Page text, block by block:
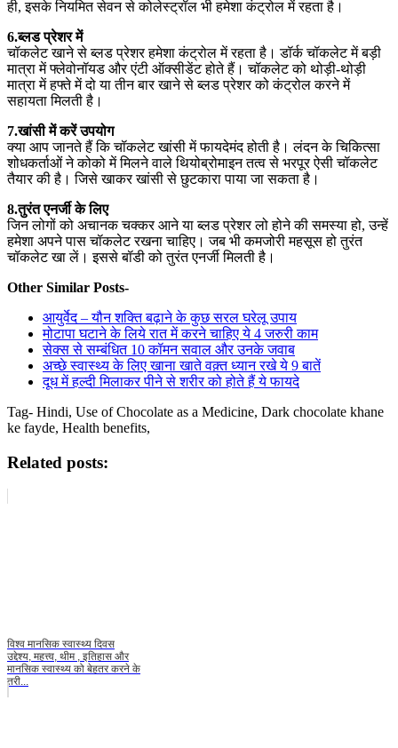
ही, इसके नियमित सेवन से कोलेस्ट्रॉल भी हमेशा कंट्रोल में रहता है।
6.ब्लड प्रेशर में
चॉकलेट खाने से ब्लड प्रेशर हमेशा कंट्रोल में रहता है। डॉर्क चॉकलेट में बड़ी
मात्रा में फ्लेवोनॉयड और एंटी ऑक्सीडेंट होते हैं। चॉकलेट को थोड़ी-थोड़ी
मात्रा में हफ्ते में दो या तीन बार खाने से ब्लड प्रेशर को कंट्रोल करने में
सहायता मिलती है।
7.खांसी में करें उपयोग
क्या आप जानते हैं कि चॉकलेट खांसी में फायदेमंद होती है। लंदन के चिकित्सा
शोधकर्ताओं ने कोको में मिलने वाले थियोब्रोमाइन तत्व से भरपूर ऐसी चॉकलेट
तैयार की है। जिसे खाकर खांसी से छुटकारा पाया जा सकता है।
8.तुरंत एनर्जी के लिए
जिन लोगों को अचानक चक्कर आने या ब्लड प्रेशर लो होने की समस्या हो, उन्हें
हमेशा अपने पास चॉकलेट रखना चाहिए। जब भी कमजोरी महसूस हो तुरंत
चॉकलेट खा लें। इससे बॉडी को तुरंत एनर्जी मिलती है।
Other Similar Posts-
आयुर्वेद – यौन शक्ति बढ़ाने के कुछ सरल घरेलू उपाय
मोटापा घटाने के लिये रात में करने चाहिए ये 4 जरुरी काम
सेक्स से सम्बंधित 10 कॉमन सवाल और उनके जवाब
अच्छे स्वास्थ्य के लिए खाना खाते वक़्त ध्यान रखे ये 9 बातें
दूध में हल्दी मिलाकर पीने से शरीर को होते हैं ये फायदे
Tag- Hindi, Use of Chocolate as a Medicine, Dark chocolate khane
ke fayde, Health benefits,
Related posts:
विश्व मानसिक स्वास्थ्य दिवस
उद्देश्य, महत्त्व, थीम , इतिहास और
मानसिक स्वास्थ्य को बेहतर करने के
तरी...